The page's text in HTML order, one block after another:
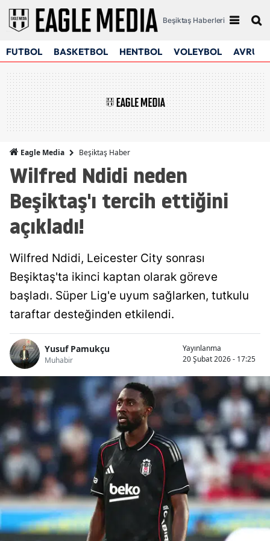
Beşiktaş Haberleri
FUTBOL BASKETBOL HENTBOL VOLEYBOL
Eagle Media Beşiktaş Haber
Wilfred Ndidi neden
Beşiktaş'ı tercih ettiğini
açıkladı!
Wilfred Ndidi, Leicester City sonrası
Beşiktaş'ta ikinci kaptan olarak göreve
başladı. Süper Lig'e uyum sağlarken, tutkulu
taraftar desteğinden etkilendi.
Yusuf Pamukçu
Muhabir
Yayınlanma
20 Şubat 2026 - 17:25